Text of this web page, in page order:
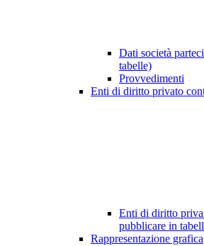
Dati società
tabelle)
Provvedimenti
Enti di diritto privato
Enti di diritto
pubblicare in
Rappresentazione grafica